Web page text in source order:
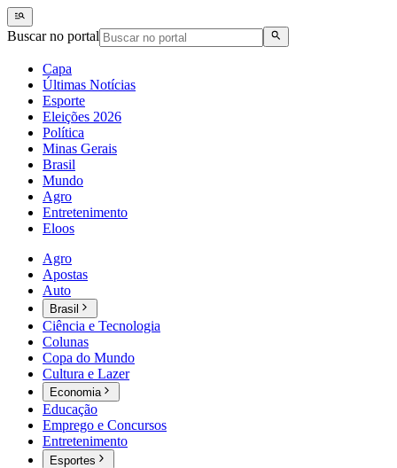
Buscar no portal
Capa
Últimas Notícias
Esporte
Eleições 2026
Política
Minas Gerais
Brasil
Mundo
Agro
Entretenimento
Eloos
Agro
Apostas
Auto
Brasil
Ciência e Tecnologia
Colunas
Copa do Mundo
Cultura e Lazer
Economia
Educação
Emprego e Concursos
Entretenimento
Esportes